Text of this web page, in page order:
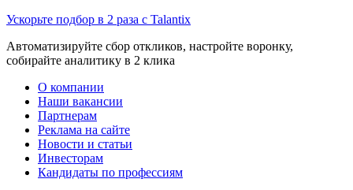
Ускорьте подбор в 2 раза с Talantix
Автоматизируйте сбор откликов, настройте воронку,
собирайте аналитику в 2 клика
О компании
Наши вакансии
Партнерам
Реклама на сайте
Новости и статьи
Инвесторам
Кандидаты по профессиям